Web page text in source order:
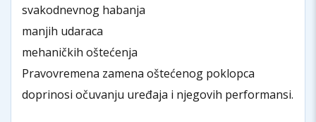
svakodnevnog habanja
manjih udaraca
mehaničkih oštećenja
Pravovremena zamena oštećenog poklopca
doprinosi očuvanju uređaja i njegovih performansi.